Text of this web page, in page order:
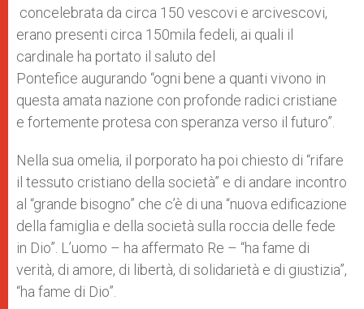
concelebrata da circa 150 vescovi e arcivescovi,
erano presenti circa 150mila fedeli, ai quali il
cardinale ha portato il saluto del
Pontefice augurando “ogni bene a quanti vivono in
questa amata nazione con profonde radici cristiane
e fortemente protesa con speranza verso il futuro”.
Nella sua omelia, il porporato ha poi chiesto di “rifare
il tessuto cristiano della società” e di andare incontro
al “grande bisogno” che c’è di una “nuova edificazione
della famiglia e della società sulla roccia delle fede
in Dio”. L’uomo – ha affermato Re – “ha fame di
verità, di amore, di libertà, di solidarietà e di giustizia”,
“ha fame di Dio”.